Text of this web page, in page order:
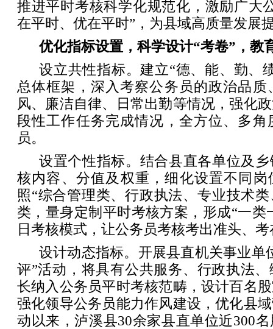
推进平时考核科学化规范化，激励广大
在平时、优在平时”，为县域高质量发展
优化指标设置，科学设计“考卷”，教
设立共性指标。建立“德、能、勤、
总体框架，深入考察公务员的政治品质
风、廉洁自律、日常出勤等情况，强化
段性工作任务完成情况，全方位、多角
员。
设置个性指标。结合县直各单位及
核内容、分值及权重，细化设置不同岗
照“综合管理类、行政执法、专业技术
类，量身定制平时考核方案，形成“一类
日考核模式，让公务员考核考出准头、
设计动态指标。开展县直机关事业单
评”活动，将具有公共服务、行政执法
长纳入公务员平时考核范畴，设计百名
强化领导公务员能力作风建设，优化县
动以来，泸溪县30余家县直单位近300